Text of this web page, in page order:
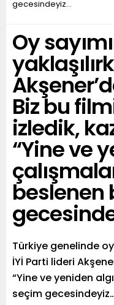
gecesindeyiz…
Oy
Biz bu
izledik,
“Yine ve
beslenen
Türkiye genelinde oy
İYİ Parti lideri
“Yine ve yeniden
seçim